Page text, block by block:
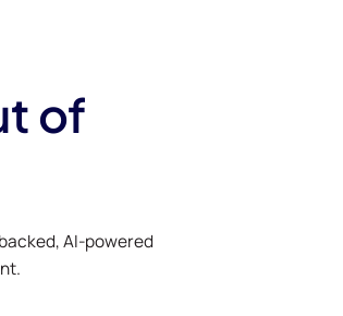
of
AI-powered